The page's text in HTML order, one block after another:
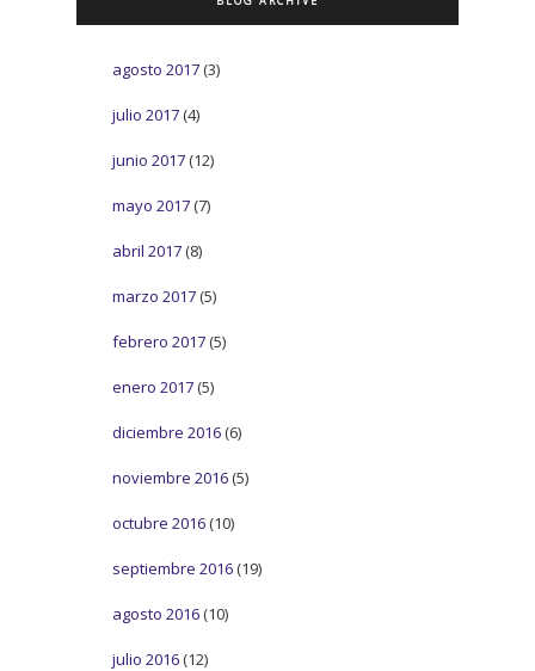
agosto 2017 (3)
julio 2017 (4)
junio 2017 (12)
mayo 2017 (7)
abril 2017 (8)
marzo 2017 (5)
febrero 2017 (5)
enero 2017 (5)
diciembre 2016 (6)
noviembre 2016 (5)
octubre 2016 (10)
septiembre 2016 (19)
agosto 2016 (10)
julio 2016 (12)